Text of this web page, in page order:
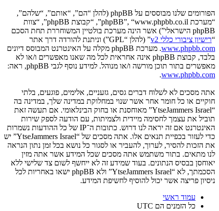
הפורומים שלנו מבוססים על phpBB (להלן “הם”, “אותם”, “שלהם”,
“מערכת phpBB”, “www.phpbb.co.il”, “קבוצת phpBB”, “צוות
phpBB הישראלי”) אשר הינה מערכת בולטיין המשוחררת תחת הסכם
“רישיון ציבורי כללי v2
” (להלן “GPL”) וניתנת להורדה דרך אתר
www.phpbb.com
. מערכת phpBB מקלה על האינטרנט המבוסס דיונים
בלבד, קבוצת phpBB אינה אחראית לכל מה שאנו מאפשרים ו/או לא
מאפשרים בתור תוכן מורשה ו/או מנוהל. למידע נוסף לגבי phpBB, ראה:
www.phpbb.com
.
אתה מסכים לא לשלוח דברים גסים, גזעניים, אלימים, פוגעים, בלתי
חוקיים או כל חומר אחר אשר שנוי במחלוקת במדינה שלך, במדינה בה
“YtseJammers Israel” מאוחסנת או בחוק הבינלאומי. אם תעשה זאת
תוביל את עצמך לחסימה מיידית ולצמיתות, עם הודעה לספק שירות
האינטרנט אם זה יראה לנו דרוש. כתובות ה־IP של כל ההודעות נשמרות
כדי לעזור בכפיית תנאים אלו. אתה מסכים של “YtseJammers Israel” יש
את הזכות להסיר, לערוך, להעביר או לסגור כל נושא בכל זמן נתון הנראה
לנו מתאים. בתור משתמש אתה מסכים שכל המידע אשר אתה מזין
יאוחסן בבסיס הנתונים. בעוד שמידע זה לא ייחשף לשום צד שלישי ללא
הסכמתך, לא “YtseJammers Israel” ולא phpBB ישאו באחריות לכל
ניסיון פריצה אשר יכול להוסיף לחשיפת המידע.
עמוד ראשי
כל הזמנים הם UTC